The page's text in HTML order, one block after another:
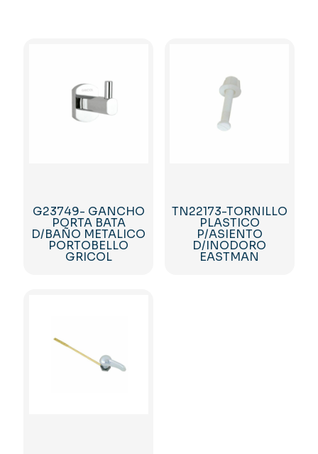
G23749- GANCHO
PORTA BATA
D/BAÑO METALICO
PORTOBELLO
GRICOL
TN22173-TORNILLO
PLASTICO
P/ASIENTO
D/INODORO
EASTMAN